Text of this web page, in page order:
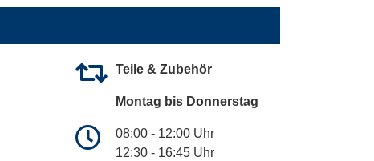
Teile & Zubehör
Montag bis Donnerstag
08:00 - 12:00 Uhr
12:30 - 16:45 Uhr